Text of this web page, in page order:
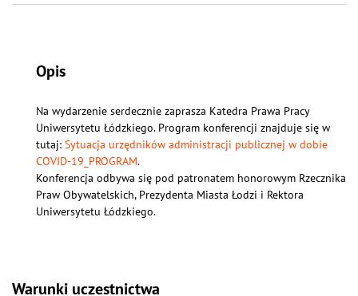
Opis
Na wydarzenie serdecznie zaprasza Katedra Prawa Pracy
Uniwersytetu Łódzkiego. Program konferencji znajduje się w
tutaj: Sytuacja urzędników administracji publicznej w dobie
COVID-19_PROGRAM.
Konferencja odbywa się pod patronatem honorowym Rzecznika
Praw Obywatelskich, Prezydenta Miasta Łodzi i Rektora
Uniwersytetu Łódzkiego.
Warunki uczestnictwa